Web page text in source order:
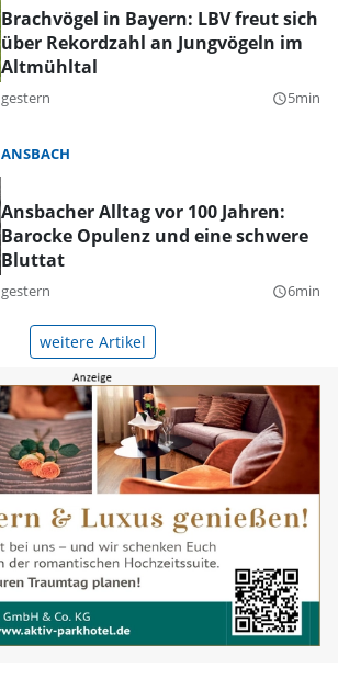
Brachvögel in Bayern: LBV freut sich
über Rekordzahl an Jungvögeln im
Altmühltal
gestern query_builder5min
ANSBACH
Ansbacher Alltag vor 100 Jahren:
Barocke Opulenz und eine schwere
Bluttat
gestern query_builder6min
weitere Artikel